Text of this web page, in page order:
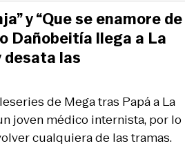
de Mega tras Papá a La
joven médico internista, por lo
cualquiera de las tramas.
y “Que se enamore de
Dañobeitía llega a La
desata las